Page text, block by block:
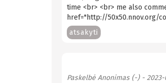
time <br> <br> me also
href="http://50x50.nnov.org/
atsakyti
Paskelbė Anonimas (-)- 2023-